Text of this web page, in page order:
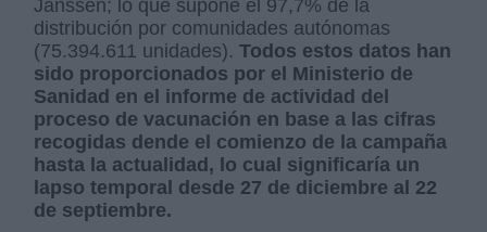
Janssen; lo que supone el 97,7% de la
distribución por comunidades autónomas
(75.394.611 unidades).Todos estos datos han
sido proporcionados por el Ministerio de
Sanidad en el informe de actividad del
proceso de vacunación en base a las cifras
recogidas dende el comienzo de la campaña
hasta la actualidad, lo cual significaría un
lapso temporal desde 27 de diciembre al 22
de septiembre.